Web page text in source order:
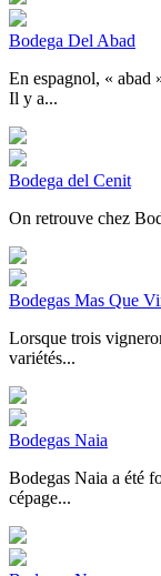
Bodega Del Abad
En espagnol, « abad
Il y a...
Bodega del Cenit
On retrouve chez
Bodegas Mas Que
Lorsque trois
variétés...
Bodegas Naia
Bodegas Naia a été
cépage...